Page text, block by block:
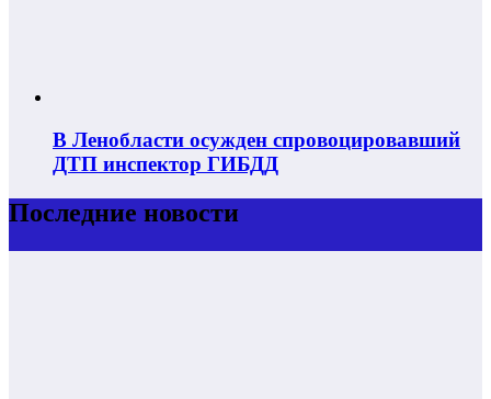
В Ленобласти осужден спровоцировавший
ДТП инспектор ГИБДД
Последние новости